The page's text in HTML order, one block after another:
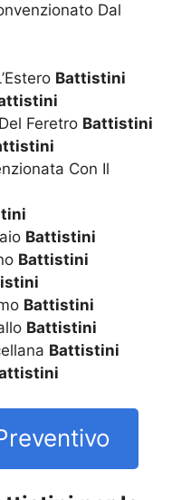
Dal
Battistini
Feretro Battistini
Con Il
Battistini
Battistini
Battistini
Battistini
Battistini